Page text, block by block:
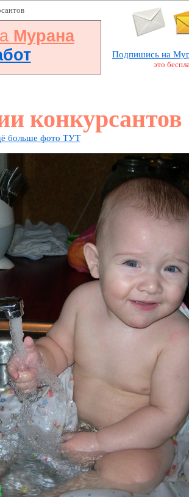
Мурана
Подпишись на
это
конкурсантов
больше фото ТУТ